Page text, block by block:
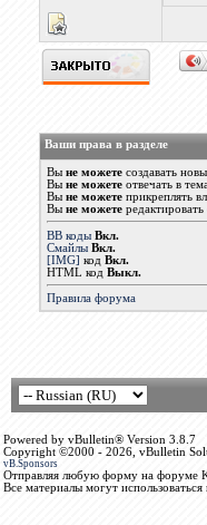
Ваши права в разделе
Вы не можетесоздавать
Вы не можетеотвечать в
Вы не можетеприкреплять
Вы не можете
BB коды Вкл.
Смайлы Вкл.
[IMG] код Вкл.
HTML код Выкл.
Правила форума
Powered by vBulletin® Version 3.8.7
Copyright ©2000 - 2026, vBulletin
vB.Sponsors
Отправляя любую форму на форуме
Все материалы могут